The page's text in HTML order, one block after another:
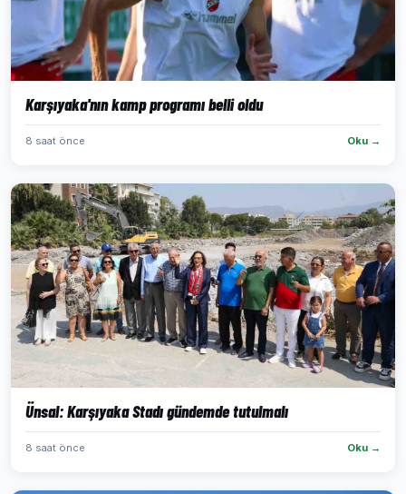
Karşıyaka'nın kamp programı belli oldu
8 saat önce Oku →
Ünsal: Karşıyaka Stadı gündemde tutulmalı
8 saat önce Oku →